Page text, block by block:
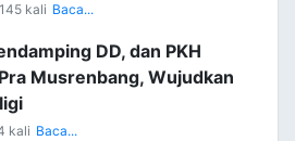
145 kali Baca...
DD, dan PKH
Musrenbang, Wujudkan
kali Baca...